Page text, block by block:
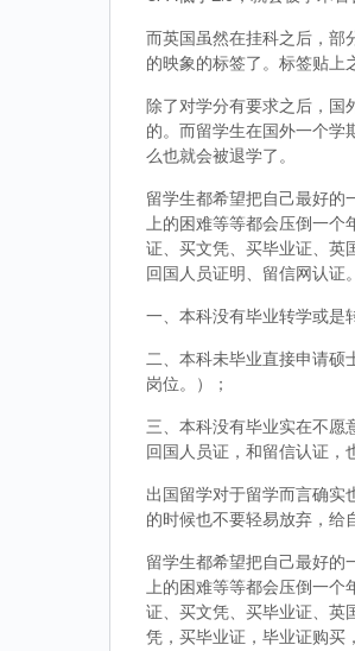
而英国虽然在挂科之后，部
的映象的标签了。标签贴上
除了对学分有要求之后，
的。而留学生在国外一个学
么也就会被退学了。
留学生都希望把自己最好的
上的困难等等都会压倒一
证、买文凭、买毕业证、英
回国人员证明、留信网认证
一、本科没有毕业转学或是
二、本科未毕业直接申请
岗位。）；
三、本科没有毕业实在不
回国人员证，和留信认证，
出国留学对于留学而言确实
的时候也不要轻易放弃，给
留学生都希望把自己最好的
上的困难等等都会压倒一
证、买文凭、买毕业证、英
凭，买毕业证，毕业证购买